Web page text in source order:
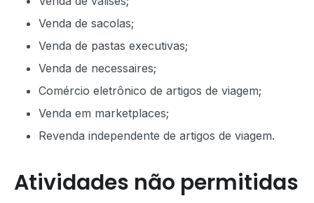
Venda de sacolas;
Venda de pastas executivas;
Venda de necessaires;
Comércio eletrônico de artigos de viagem;
Venda em marketplaces;
Revenda independente de artigos de viagem.
Atividades não permitidas